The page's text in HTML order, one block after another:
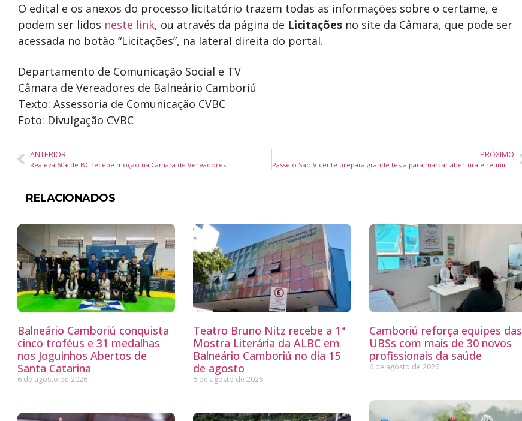
O edital e os anexos do processo licitatório trazem todas as informações sobre o certame, e
podem ser lidos neste link, ou através da página de Licitações no site da Câmara, que pode ser
acessada no botão “Licitações”, na lateral direita do portal.
Departamento de Comunicação Social e TV
Câmara de Vereadores de Balneário Camboriú
Texto: Assessoria de Comunicação CVBC
Foto: Divulgação CVBC
ANTERIOR
Realeza 60+ de BC recebe moção na Câmara de Vereadores
PRÓXIMO
RELACIONADOS
Balneário Camboriú conquista
cinco troféus e 31 medalhas
nos Joguinhos Abertos de
Santa Catarina
6 de agosto de 2026
Teatro Bruno Nitz recebe a 1ª
Mostra Literária da ALBC em
Balneário Camboriú no dia 15
de agosto
6 de agosto de 2026
Camboriú reforça equipes das
UBSs com mais de 30 novos
profissionais da saúde
6 de agosto de 2026